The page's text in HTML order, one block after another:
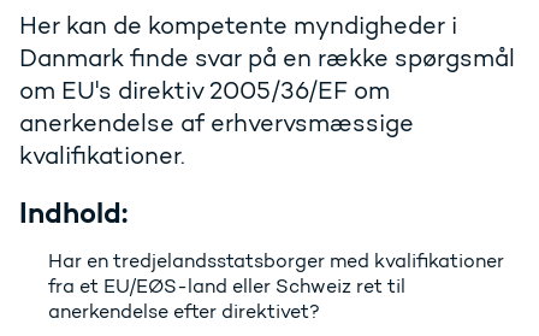
Her kan de kompetente myndigheder i
Danmark finde svar på en række spørgsmål
om EU's direktiv 2005/36/EF om
anerkendelse af erhvervsmæssige
kvalifikationer.
Indhold:
Har en tredjelandsstatsborger med kvalifikationer
fra et EU/EØS-land eller Schweiz ret til
anerkendelse efter direktivet?